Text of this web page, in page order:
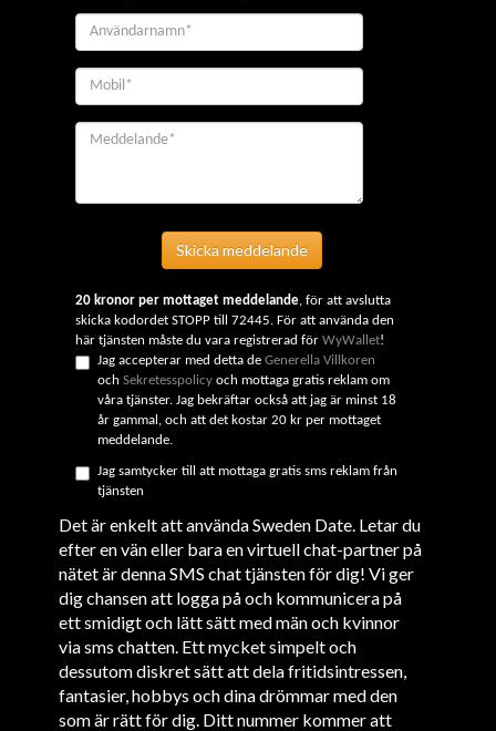
Skicka meddelande
20 kronor per mottaget meddelande, för att avslutta
skicka kodordet STOPP till 72445. För att använda den
här tjänsten måste du vara registrerad för WyWallet!
Jag accepterar med detta de Generella Villkoren
och Sekretesspolicy och mottaga gratis reklam om
våra tjänster. Jag bekräftar också att jag är minst 18
år gammal, och att det kostar 20 kr per mottaget
meddelande.
Jag samtycker till att mottaga gratis sms reklam från
tjänsten
Det är enkelt att använda Sweden Date. Letar du
efter en vän eller bara en virtuell chat-partner på
nätet är denna SMS chat tjänsten för dig! Vi ger
dig chansen att logga på och kommunicera på
ett smidigt och lätt sätt med män och kvinnor
via sms chatten. Ett mycket simpelt och
dessutom diskret sätt att dela fritidsintressen,
fantasier, hobbys och dina drömmar med den
som är rätt för dig. Ditt nummer kommer att